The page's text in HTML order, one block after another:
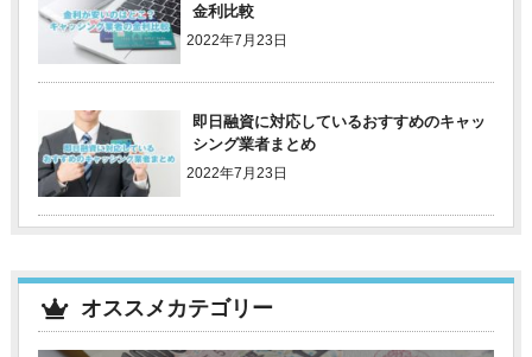
金利比較
2022年7月23日
即日融資に対応しているおすすめのキャッ
シング業者まとめ
2022年7月23日
オススメカテゴリー